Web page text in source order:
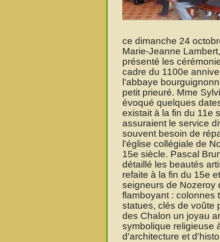
ce dimanche 24
Marie-Jeanne
présenté les
cadre du 1100e
l'abbaye
petit prieuré. Mme
évoqué quelques
existait à la fin du 11e
assuraient le service
souvent besoin de
l'église collégiale de
15e siècle. Pascal
détaillé les beautés
refaite à la fin du 15e
seigneurs de Nozeroy
flamboyant : colonnes
statues, clés de voûte
des Chalon un joyau
symbolique religieuse
d'architecture et